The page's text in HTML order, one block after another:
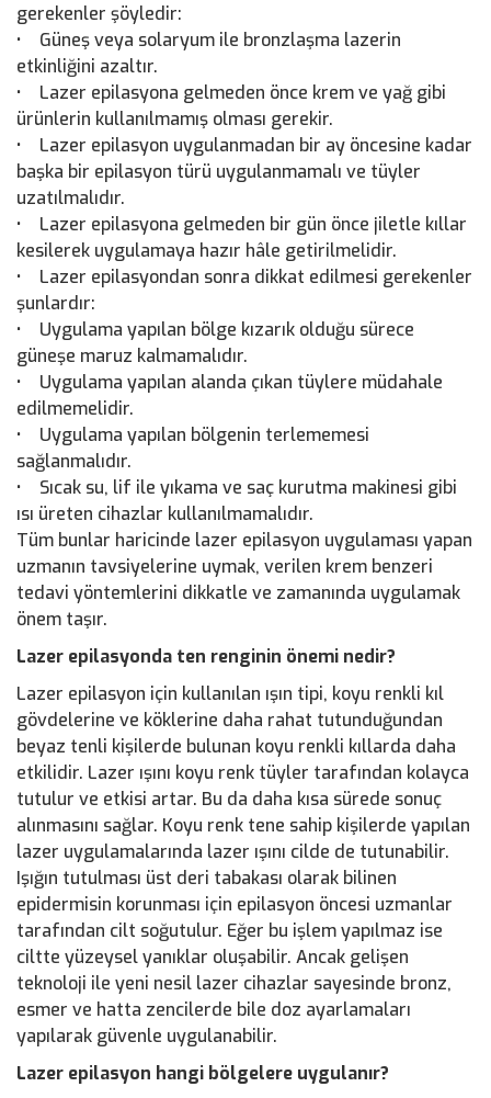
gerekenler şöyledir:
• Güneş veya solaryum ile bronzlaşma lazerin
etkinliğini azaltır.
• Lazer epilasyona gelmeden önce krem ve yağ gibi
ürünlerin kullanılmamış olması gerekir.
• Lazer epilasyon uygulanmadan bir ay öncesine kadar
başka bir epilasyon türü uygulanmamalı ve tüyler
uzatılmalıdır.
• Lazer epilasyona gelmeden bir gün önce jiletle kıllar
kesilerek uygulamaya hazır hâle getirilmelidir.
• Lazer epilasyondan sonra dikkat edilmesi gerekenler
şunlardır:
• Uygulama yapılan bölge kızarık olduğu sürece
güneşe maruz kalmamalıdır.
• Uygulama yapılan alanda çıkan tüylere müdahale
edilmemelidir.
• Uygulama yapılan bölgenin terlememesi
sağlanmalıdır.
• Sıcak su, lif ile yıkama ve saç kurutma makinesi gibi
ısı üreten cihazlar kullanılmamalıdır.
Tüm bunlar haricinde lazer epilasyon uygulaması yapan
uzmanın tavsiyelerine uymak, verilen krem benzeri
tedavi yöntemlerini dikkatle ve zamanında uygulamak
önem taşır.
Lazer epilasyonda ten renginin önemi nedir?
Lazer epilasyon için kullanılan ışın tipi, koyu renkli kıl
gövdelerine ve köklerine daha rahat tutunduğundan
beyaz tenli kişilerde bulunan koyu renkli kıllarda daha
etkilidir. Lazer ışını koyu renk tüyler tarafından kolayca
tutulur ve etkisi artar. Bu da daha kısa sürede sonuç
alınmasını sağlar. Koyu renk tene sahip kişilerde yapılan
lazer uygulamalarında lazer ışını cilde de tutunabilir.
Işığın tutulması üst deri tabakası olarak bilinen
epidermisin korunması için epilasyon öncesi uzmanlar
tarafından cilt soğutulur. Eğer bu işlem yapılmaz ise
ciltte yüzeysel yanıklar oluşabilir. Ancak gelişen
teknoloji ile yeni nesil lazer cihazlar sayesinde bronz,
esmer ve hatta zencilerde bile doz ayarlamaları
yapılarak güvenle uygulanabilir.
Lazer epilasyon hangi bölgelere uygulanır?